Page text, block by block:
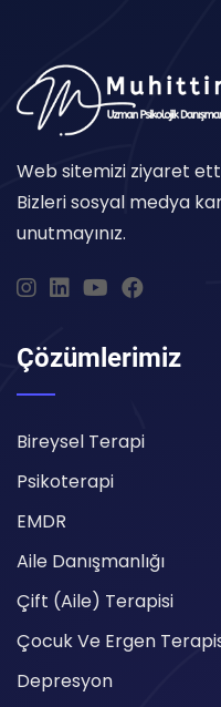
Web sitemizi ziyaret
Bizleri sosyal medya
unutmayınız.
Çözümlerimiz
Bireysel Terapi
Psikoterapi
EMDR
Aile Danışmanlığı
Çift (Aile) Terapisi
Çocuk Ve Ergen
Depresyon